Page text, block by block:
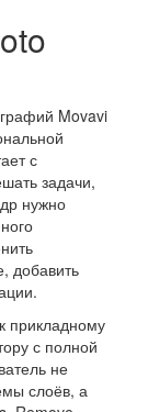
Movavi
с
задачи,
нужно
добавить
прикладному
с полной
не
слоёв, а